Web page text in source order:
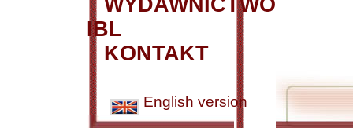
WYDAWNICTWO
IBL
KONTAKT
English version